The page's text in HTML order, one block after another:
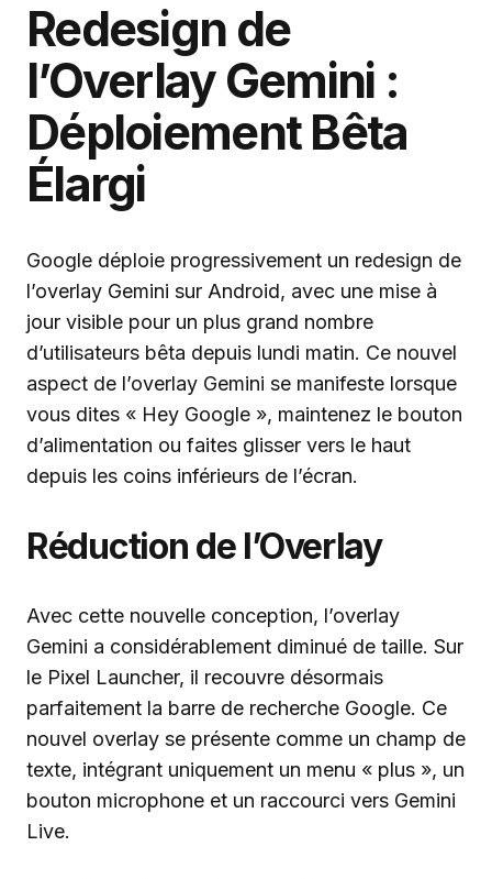
Redesign de
l’Overlay Gemini :
Déploiement Bêta
Élargi
Google déploie progressivement un redesign de
l’overlay Gemini sur Android, avec une mise à
jour visible pour un plus grand nombre
d’utilisateurs bêta depuis lundi matin. Ce nouvel
aspect de l’overlay Gemini se manifeste lorsque
vous dites « Hey Google », maintenez le bouton
d’alimentation ou faites glisser vers le haut
depuis les coins inférieurs de l’écran.
Réduction de l’Overlay
Avec cette nouvelle conception, l’overlay
Gemini a considérablement diminué de taille. Sur
le Pixel Launcher, il recouvre désormais
parfaitement la barre de recherche Google. Ce
nouvel overlay se présente comme un champ de
texte, intégrant uniquement un menu « plus », un
bouton microphone et un raccourci vers Gemini
Live.